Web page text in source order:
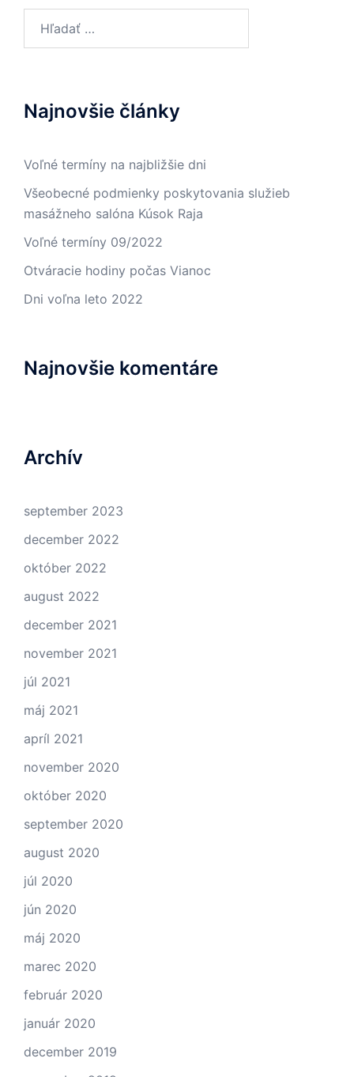
Najnovšie články
Voľné termíny na najbližšie dni
Všeobecné podmienky poskytovania služieb
masážneho salóna Kúsok Raja
Voľné termíny 09/2022
Otváracie hodiny počas Vianoc
Dni voľna leto 2022
Najnovšie komentáre
Archív
september 2023
december 2022
október 2022
august 2022
december 2021
november 2021
júl 2021
máj 2021
apríl 2021
november 2020
október 2020
september 2020
august 2020
júl 2020
jún 2020
máj 2020
marec 2020
február 2020
január 2020
december 2019